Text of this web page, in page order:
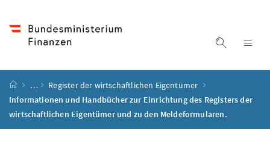
Suche
Startseite
…
Register der wirtschaftlichen Eigentümer
Informationen und Handbücher zur Einrichtung des Registers der
wirtschaftlichen Eigentümer und zu den Meldeformularen.